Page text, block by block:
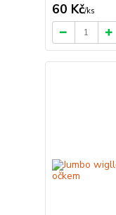
60 Kč/ks